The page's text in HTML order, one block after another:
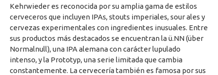
Kehrwieder es reconocida por su amplia gama de estilos
cerveceros que incluyen IPAs, stouts imperiales, sour ales y
cervezas experimentales con ingredientes inusuales. Entre
sus productos más destacados se encuentran la ü.NN (über
Normalnull), una IPA alemana con carácter lupulado
intenso, y la Prototyp, una serie limitada que cambia
constantemente. La cervecería también es famosa por sus